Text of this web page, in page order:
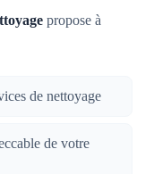
propose à
de nettoyage
de votre